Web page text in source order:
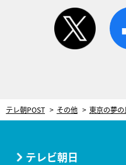
twitter
テレ朝POST その他
テレビ朝日